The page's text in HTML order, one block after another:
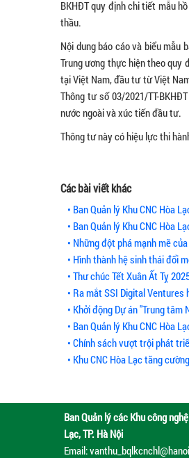
BKHĐT quy định chi tiết mẫu
thầu.
Nội dung báo cáo và biểu
Trung ương thực hiện theo quy
tại Việt Nam, đầu tư từ Việt
Thông tư số 03/2021/TT-
nước ngoài và xúc tiến đầu tư.
Thông tư này có hiệu lực thi
Các bài viết khác
• Ban Quản lý Khu CNC Hòa
• Ban Quản lý Khu CNC Hòa
• Những đột phá mạnh mẽ
• Hình thành hệ sinh thái đổi
• Thư chúc Tết Xuân Ất Tỵ
• Ra mắt SSI Digital
• Khởi động Dự án "Trung
• Ban Quản lý Khu CNC Hòa
• Chính sách vượt trội phát
• Khu CNC Hòa Lạc tăng
Ban Quản lý các Khu công
Lạc, TP. Hà Nội
Email: